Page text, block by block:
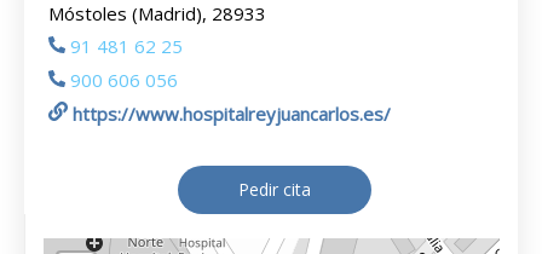
Móstoles (Madrid), 28933
91 481 62 25
900 606 056
https://www.hospitalreyjuancarlos.es/
Pedir cita